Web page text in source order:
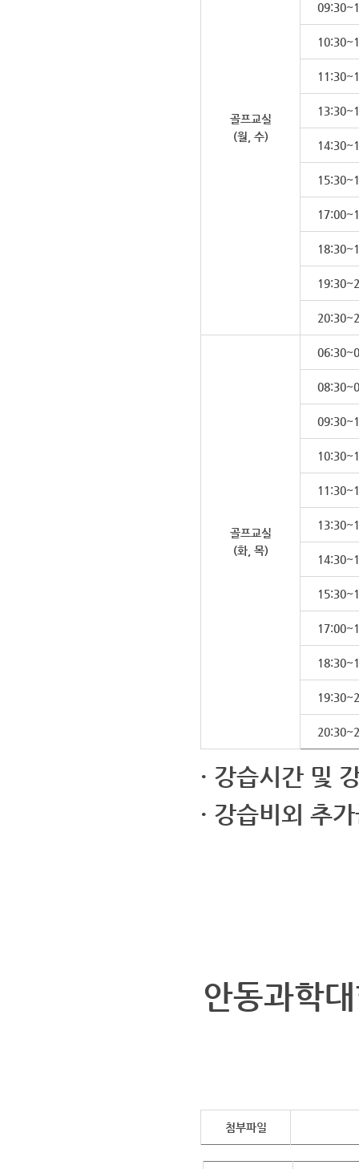
골프교실
(월, 수)
골프교실
(화, 목)
· 강습시간 및
· 강습비외 추
안동과학
첨부파일